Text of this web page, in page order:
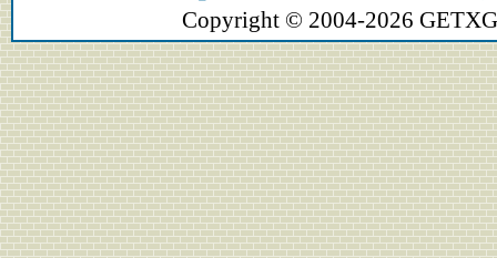
Copyright © 2004-2026